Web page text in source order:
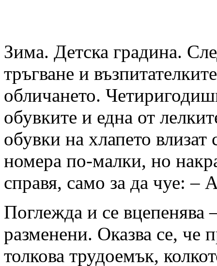
Зима. Детска градина.
тръгване и
обличането.
обувките и една от
обувки на хлапето
номера по-малки, но
справя, само за да чуе:
Поглежда и се вцепенява
разменени. Оказва се, че
толкова трудоемък,